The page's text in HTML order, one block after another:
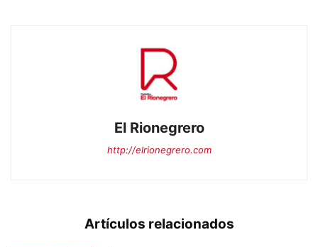
El Rionegrero
http://elrionegrero.com
Artículos relacionados